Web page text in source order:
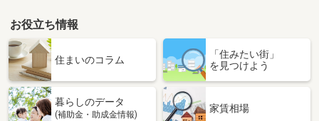
お役立ち情報
住まいのコラム
「住みたい街」
を見つけよう
暮らしのデータ
(補助金・助成金情報)
家賃相場